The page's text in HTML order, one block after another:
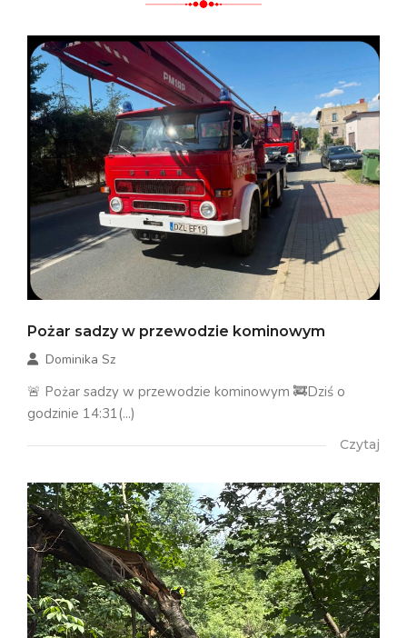
Pożar sadzy w przewodzie kominowym
Dominika Sz
🚨 Pożar sadzy w przewodzie kominowym 🚒Dziś o
godzinie 14:31(...)
Czytaj